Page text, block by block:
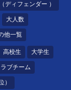
ディフェンダー ）
大人数
他一覧
高校生 大学生
ブチーム
）